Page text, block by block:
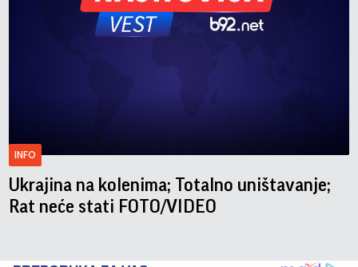
INFO
Ukrajina na kolenima; Totalno uništavanje;
Rat neće stati FOTO/VIDEO